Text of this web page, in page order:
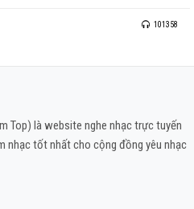
101358
Top) là website nghe nhạc trực tuyến
nhạc tốt nhất cho cộng đồng yêu nhạc